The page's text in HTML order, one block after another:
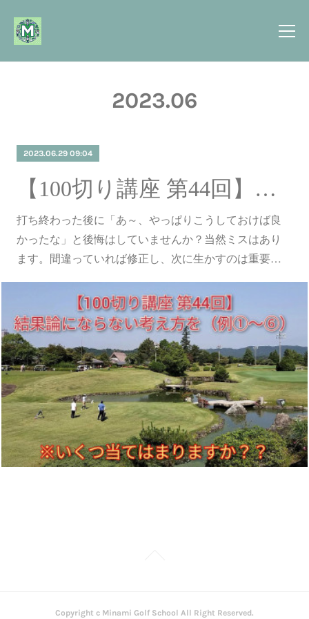
2023.06
2023.06.29 09:04
【100切り講座 第44回】結果論にならない考え方を（例①～⑥）
打ち終わった後に「あ～、やっぱりこうしておけば良
かったな」と後悔はしていませんか？当然ミスはあり
ます。間違っていれば修正し、次に生かすのは重要…
Copyright c Minami Golf School All Right Reserved.